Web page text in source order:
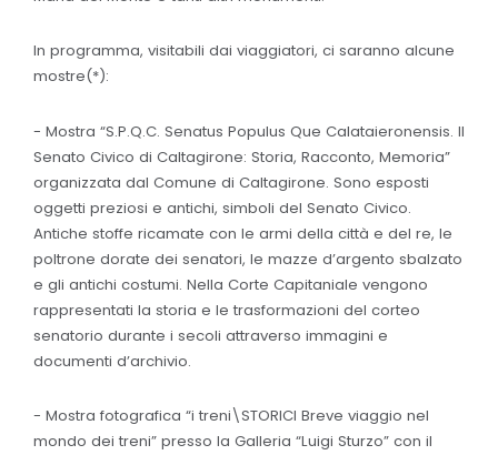
In programma, visitabili dai viaggiatori, ci saranno alcune
mostre(*):
- Mostra “S.P.Q.C. Senatus Populus Que Calataieronensis. Il
Senato Civico di Caltagirone: Storia, Racconto, Memoria”
organizzata dal Comune di Caltagirone. Sono esposti
oggetti preziosi e antichi, simboli del Senato Civico.
Antiche stoffe ricamate con le armi della città e del re, le
poltrone dorate dei senatori, le mazze d’argento sbalzato
e gli antichi costumi. Nella Corte Capitaniale vengono
rappresentati la storia e le trasformazioni del corteo
senatorio durante i secoli attraverso immagini e
documenti d’archivio.
- Mostra fotografica “i treni\STORICI Breve viaggio nel
mondo dei treni” presso la Galleria “Luigi Sturzo” con il